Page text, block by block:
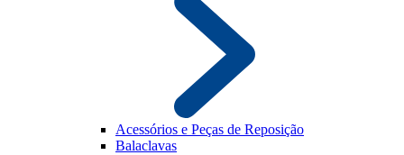
Acessórios e Peças de Reposição
Balaclavas